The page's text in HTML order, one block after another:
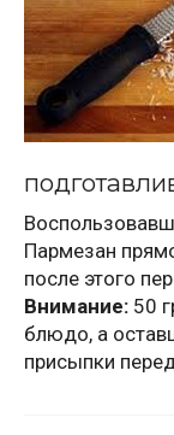
Пармезан
после этого
Внимание: 50
блюдо, а
присыпки